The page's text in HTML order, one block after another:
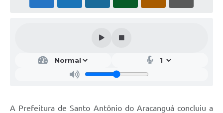
A Prefeitura de Santo Antônio do Aracanguá concluiu a